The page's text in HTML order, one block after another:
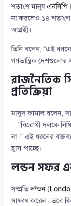
শতাংশ মানুষএনসিপি (
না করলেও ১৪
আগ্রহী।
তিনি বলেন, “এই
গণতান্ত্রিক
রাজনৈতিক
প্রতিক্রিয়া
মাসুদ কামাল বলেন,
—”বিরোধী দলকে
না।” এই ধরনের
হ্রাস পাচ্ছে।
লন্ডন সফর
সম্প্রতিলন্ডন(
সাক্ষাৎ করেন। তবে